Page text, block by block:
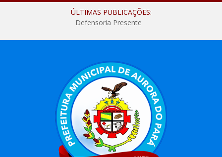
ÚLTIMAS PUBLICAÇÕES:
Defensoria Presente